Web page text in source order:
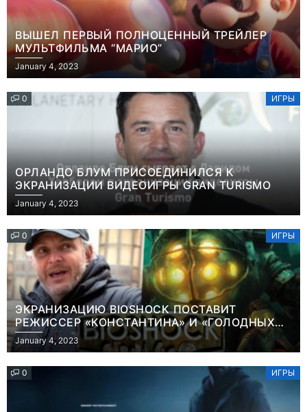
ВЫШЕЛ ПЕРВЫЙ ПОЛНОЦЕННЫЙ ТРЕЙЛЕР
МУЛЬТФИЛЬМА “МАРИО”
January 4, 2023
0 ИГРЫ
ОРЛАНДО БЛУМ ПРИСОЕДИНИЛСЯ К
ЭКРАНИЗАЦИИ ВИДЕОИГРЫ GRAN TURISMO
January 4, 2023
0 ИГРЫ
ЭКРАНИЗАЦИЮ BIOSHOCK ПОСТАВИТ
РЕЖИССЕР «КОНСТАНТИНА» И «ГОЛОДНЫХ
ИГР»
January 4, 2023
0 ИГРЫ